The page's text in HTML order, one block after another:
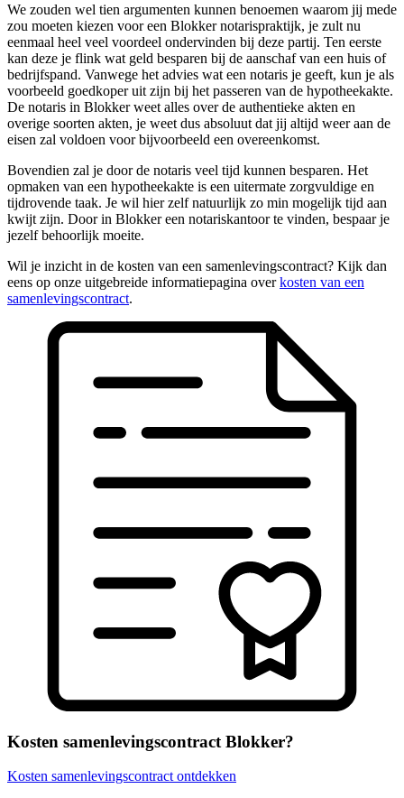
We zouden wel tien argumenten kunnen benoemen waarom jij mede
zou moeten kiezen voor een Blokker notarispraktijk, je zult nu
eenmaal heel veel voordeel ondervinden bij deze partij. Ten eerste
kan deze je flink wat geld besparen bij de aanschaf van een huis of
bedrijfspand. Vanwege het advies wat een notaris je geeft, kun je als
voorbeeld goedkoper uit zijn bij het passeren van de hypotheekakte.
De notaris in Blokker weet alles over de authentieke akten en
overige soorten akten, je weet dus absoluut dat jij altijd weer aan de
eisen zal voldoen voor bijvoorbeeld een overeenkomst.
Bovendien zal je door de notaris veel tijd kunnen besparen. Het
opmaken van een hypotheekakte is een uitermate zorgvuldige en
tijdrovende taak. Je wil hier zelf natuurlijk zo min mogelijk tijd aan
kwijt zijn. Door in Blokker een notariskantoor te vinden, bespaar je
jezelf behoorlijk moeite.
Wil je inzicht in de kosten van een samenlevingscontract? Kijk dan
eens op onze uitgebreide informatiepagina overkosten van een
samenlevingscontract.
Kosten samenlevingscontract Blokker?
Kosten samenlevingscontract ontdekken